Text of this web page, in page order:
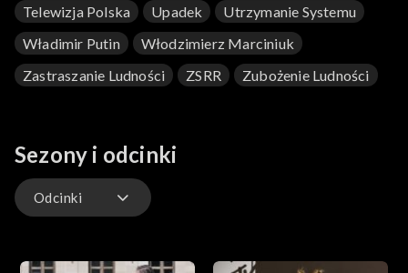
Telewizja Polska
Upadek
Utrzymanie Systemu
Władimir Putin
Włodzimierz Marciniuk
Zastraszanie Ludności
ZSRR Zubożenie Ludności
Sezony i odcinki
Odcinki